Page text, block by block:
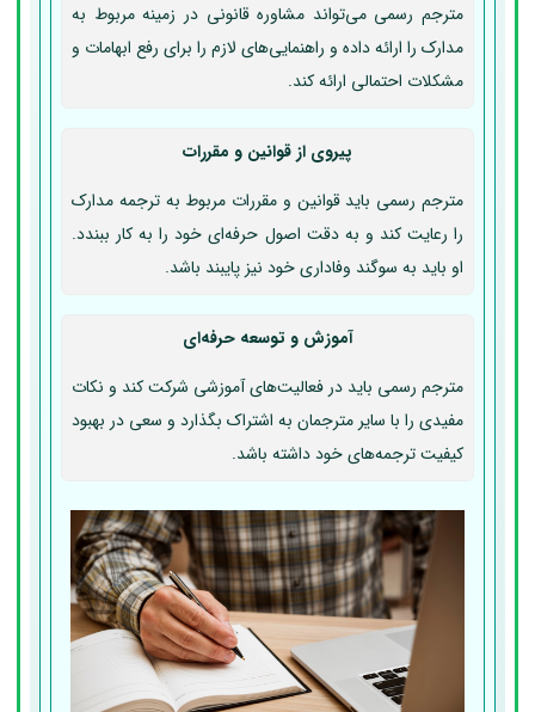
مترجم رسمی می‌تواند مشاوره قانونی در زمینه مربوط به
مدارک را ارائه داده و راهنمایی‌های لازم را برای رفع ابهامات و
مشکلات احتمالی ارائه کند.
پیروی از قوانین و مقررات
مترجم رسمی باید قوانین و مقررات مربوط به ترجمه مدارک
را رعایت کند و به دقت اصول حرفه‌ای خود را به کار ببندد.
او باید به سوگند وفاداری خود نیز پایبند باشد.
آموزش و توسعه حرفه‌ای
مترجم رسمی باید در فعالیت‌های آموزشی شرکت کند و نکات
مفیدی را با سایر مترجمان به اشتراک بگذارد و سعی در بهبود
کیفیت ترجمه‌های خود داشته باشد.